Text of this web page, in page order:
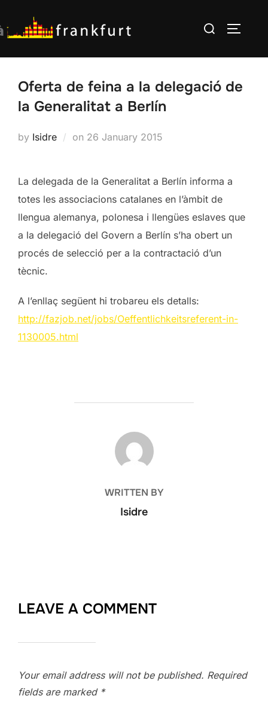
to
content
Search
Oferta de feina a la delegació de
la Generalitat a Berlín
by Isidre on Posted
26 January 2015
La delegada de la Generalitat a Berlín informa a
totes les associacions catalanes en l’àmbit de
llengua alemanya, polonesa i llengües eslaves que
a la delegació del Govern a Berlín s’ha obert un
procés de selecció per a la contractació d’un
tècnic.
A l’enllaç següent hi trobareu els detalls:
http://fazjob.net/jobs/Oeffentlichkeitsreferent-in-
1130005.html
POST AUTHOR
WRITTEN BY
Isidre
LEAVE A COMMENT
Your email address will not be published. Required
fields are marked *